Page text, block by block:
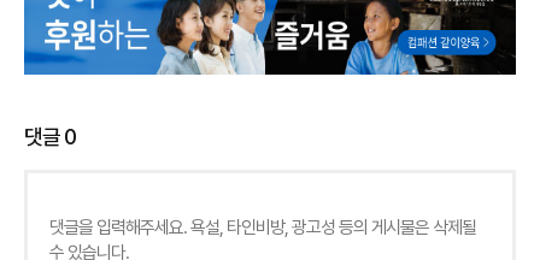
댓글0